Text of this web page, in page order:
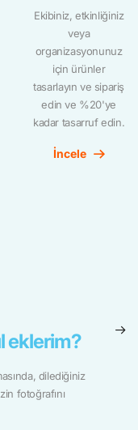
Ekibiniz, etkinliğiniz
veya
organizasyonunuz
için ürünler
tasarlayın ve sipariş
edin ve %20'ye
kadar tasarruf edin.
İncele
eklerim?
dilediğiniz
fotoğrafını